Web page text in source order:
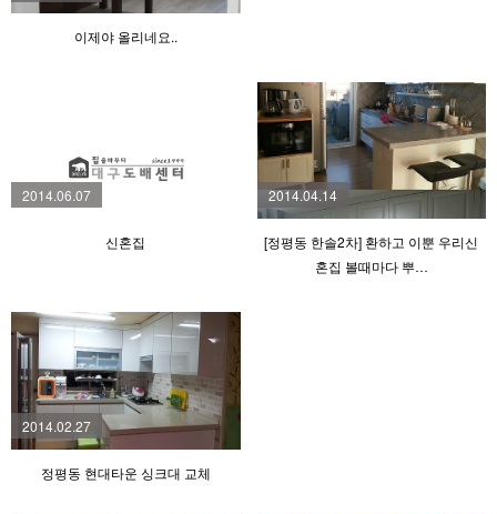
이제야 올리네요..
2014.06.07
신혼집
2014.04.14
[정평동 한솔2차] 환하고 이뿐 우리신
혼집 볼때마다 뿌…
2014.02.27
정평동 현대타운 싱크대 교체